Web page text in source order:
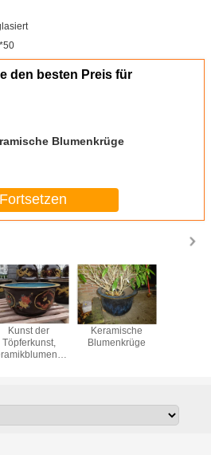
den besten Preis für
Blumenkrüge
Fortsetzen
Kunst der
Töpferkunst,
Keramische
Blumenkrüge